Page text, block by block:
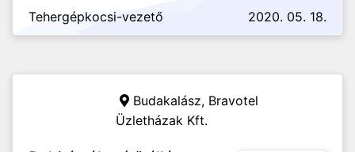
Tehergépkocsi-vezető 2020. 05. 18.
Budakalász, Bravotel
Üzletházak Kft.